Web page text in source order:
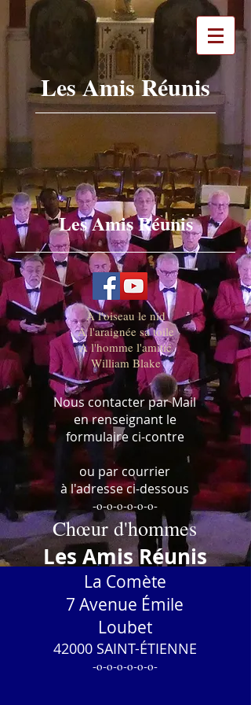
Les Amis Réunis
Les Amis Réunis
A l'oiseau le nid
A l'araignée sa toile
A l'homme l'amitié
William Blake
Nous contacter par Mail
en renseignant le
formulaire ci-contre
ou par courrier
à l'adresse ci-dessous
-o-o-o-o-o-o-
Chœur d'hommes
Les Amis Réunis
La Comète
7 Avenue Émile
Loubet
42000 SAINT-ÉTIENNE
-o-o-o-o-o-o-